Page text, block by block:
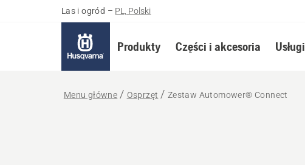
Las i ogród – PL, Polski
Produkty Części i akcesoria Usługi
Menu główne Osprzęt Zestaw Automower® Connect